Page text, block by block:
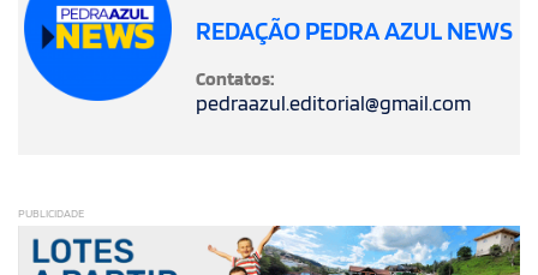
REDAÇÃO PEDRA AZUL NEWS
Contatos:
pedraazul.editorial@gmail.com
PUBLICIDADE